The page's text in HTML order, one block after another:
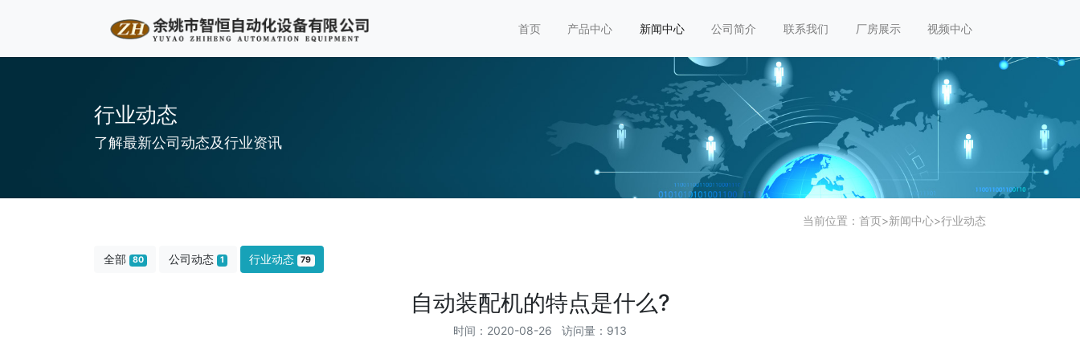
首页 产品中心 新闻中心 公司简介 联系我们 厂房展示 视频中心
行业动态
了解最新公司动态及行业资讯
当前位置： 首页>新闻中心>行业动态
全部 80 公司动态 1 行业动态 79
自动装配机的特点是什么?
时间：2020-08-26 访问量：913